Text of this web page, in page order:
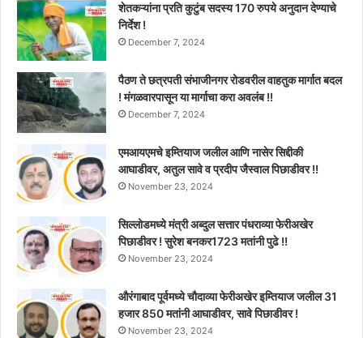
शेतकऱ्यांना प्रति कुटुंब सदस्य 170 रुपये अनुदान देण्याचे
निर्देश !
December 7, 2024
पैठण ते छत्रपती संभाजीनगर रोडवरील वाहतुक मार्गात बदल
! मंगळवारपासून या मार्गाचा करा अवलंब !!
December 7, 2024
एमआयएमचे इम्तियाज जलील आणि नासेर सिद्दीकी
आघाडीवर, अतुल सावे व प्रदीप जैस्वाल पिछाडीवर !!
November 23, 2024
सिल्लोडमध्ये मंत्री अब्दुल सत्तार पंधराव्या फेरीअखेर
पिछाडीवर ! सुरेश बनकर1723 मतांनी पुढे !!
November 23, 2024
औरंगाबाद पूर्वमध्ये चौदाव्या फेरीअखेर इम्तियाज जलील 31
हजार 850 मतांनी आघाडीवर, सावे पिछाडीवर !
November 23, 2024